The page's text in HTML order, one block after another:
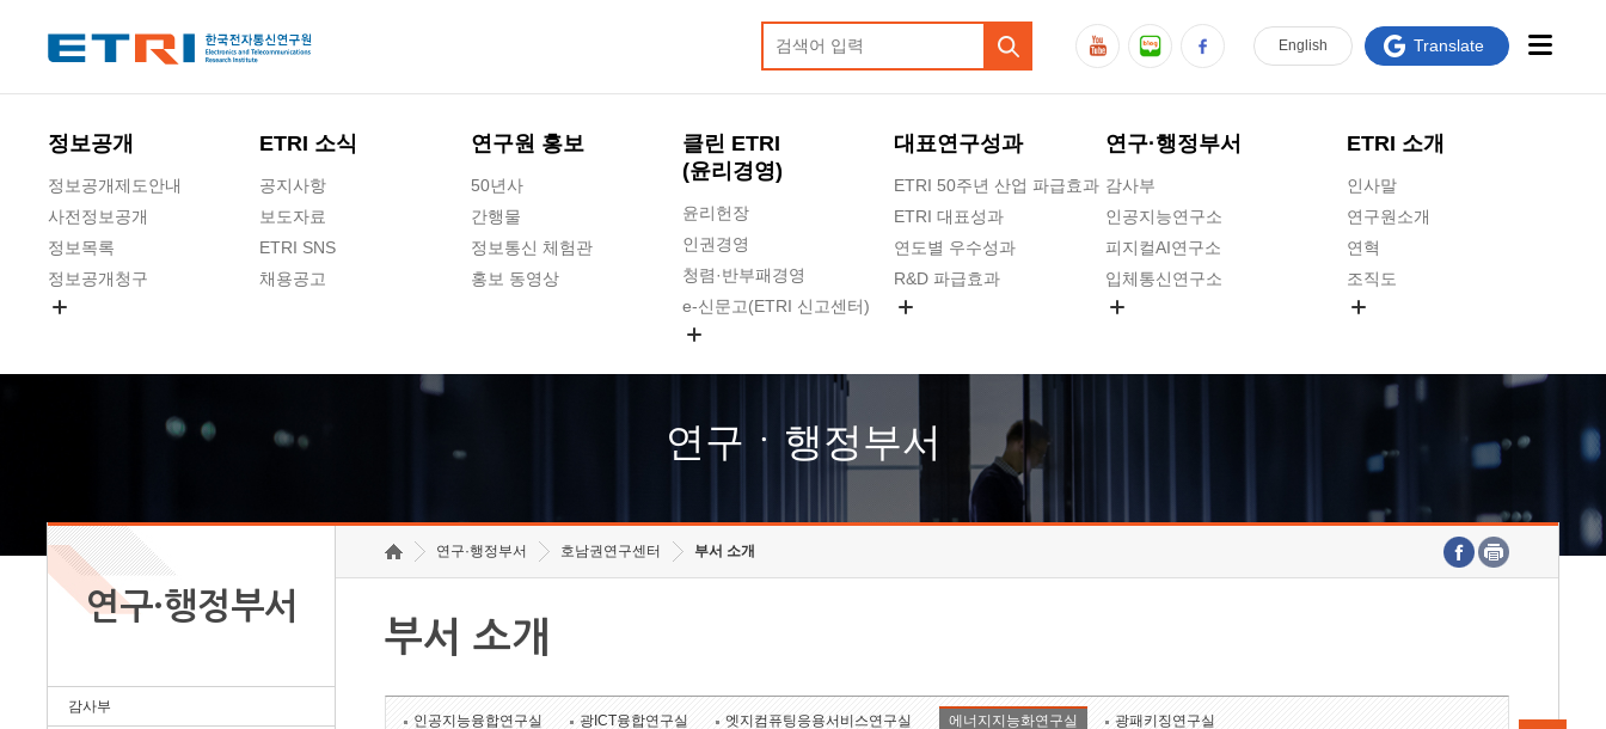
정보공개
정보공개제도안내
사전정보공개
정보목록
정보공개청구
ETRI 소식
공지사항
보도자료
ETRI SNS
채용공고
연구원 홍보
50년사
간행물
정보통신 체험관
홍보 동영상
클린 ETRI
(윤리경영)
윤리헌장
인권경영
청렴·반부패경영
e-신문고(ETRI 신고센터)
고객의소리
수의계약 현황
대표연구성과
ETRI 50주년 산업 파급효과
ETRI 대표성과
연도별 우수성과
R&D 파급효과
연구·행정부서
감사부
인공지능연구소
피지컬AI연구소
입체통신연구소
호남권연구본부
기획본부
ETRI 소개
인사말
연구원소개
연혁
조직도
연구원 고객헌장
주요업무연락처
English Translate
연구ㆍ행정부서
연구·행정부서
감사부
연구·행정부서 호남권연구센터 부서 소개
부서 소개
인공지능융합연구실 광ICT융합연구실 엣지컴퓨팅응용서비스연구실 에너지지능화연구실 광패키징연구실